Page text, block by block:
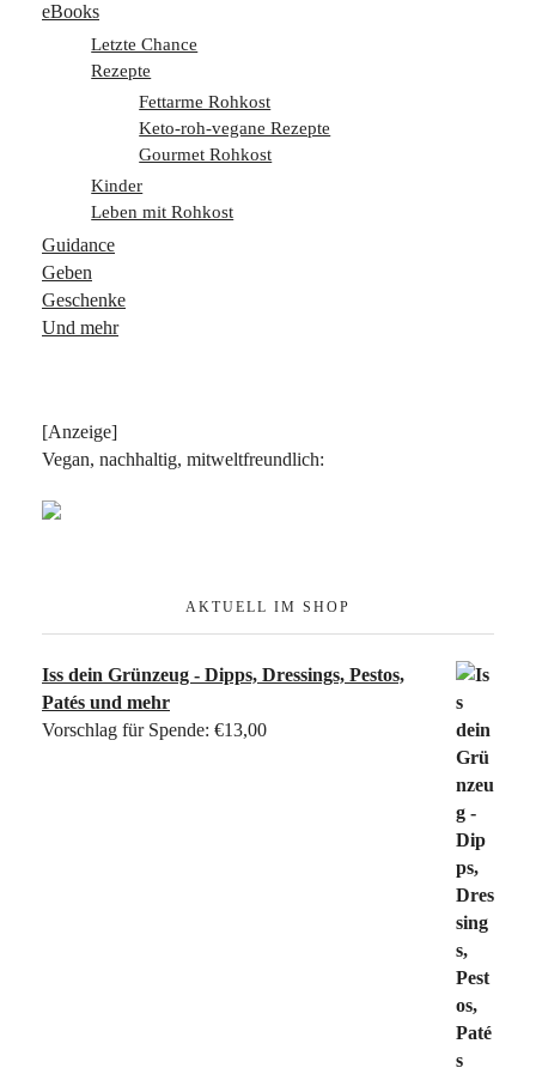
eBooks
Letzte Chance
Rezepte
Fettarme Rohkost
Keto-roh-vegane Rezepte
Gourmet Rohkost
Kinder
Leben mit Rohkost
Guidance
Geben
Geschenke
Und mehr
[Anzeige]
Vegan, nachhaltig, mitweltfreundlich:
AKTUELL IM SHOP
Iss dein Grünzeug - Dipps, Dressings, Pestos,
Patés und mehr
Vorschlag für Spende: €13,00